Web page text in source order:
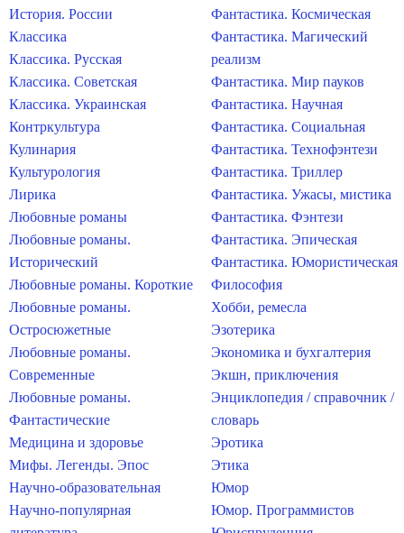
История. России
Классика
Классика. Русская
Классика. Советская
Классика. Украинская
Контркультура
Кулинария
Культурология
Лирика
Любовные романы
Любовные романы.
Исторический
Любовные романы. Короткие
Любовные романы.
Остросюжетные
Любовные романы.
Современные
Любовные романы.
Фантастические
Медицина и здоровье
Мифы. Легенды. Эпос
Научно-образовательная
Научно-популярная
Фантастика. Космическая
Фантастика. Магический
реализм
Фантастика. Мир пауков
Фантастика. Научная
Фантастика. Социальная
Фантастика. Технофэнтези
Фантастика. Триллер
Фантастика. Ужасы, мистика
Фантастика. Фэнтези
Фантастика. Эпическая
Фантастика. Юмористическая
Философия
Хобби, ремесла
Эзотерика
Экономика и бухгалтерия
Экшн, приключения
Энциклопедия / справочник /
словарь
Эротика
Этика
Юмор
Юмор. Программистов